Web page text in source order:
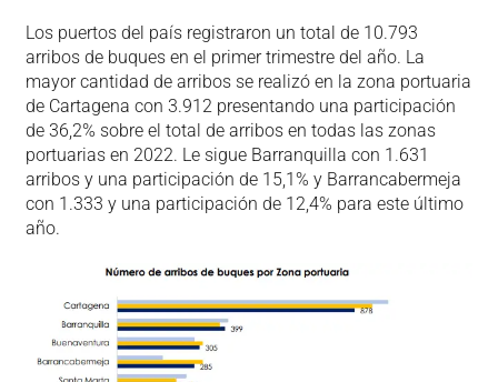
Los puertos del país registraron un total de 10.793
arribos de buques en el primer trimestre del año. La
mayor cantidad de arribos se realizó en la zona portuaria
de Cartagena con 3.912 presentando una participación
de 36,2% sobre el total de arribos en todas las zonas
portuarias en 2022. Le sigue Barranquilla con 1.631
arribos y una participación de 15,1% y Barrancabermeja
con 1.333 y una participación de 12,4% para este último
año.